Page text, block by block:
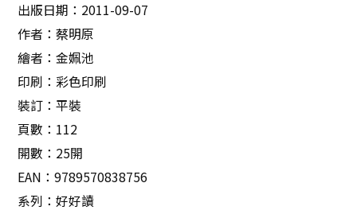
出版日期：2011-09-07
作者：蔡明原
繪者：金姵池
印刷：彩色印刷
裝訂：平裝
頁數：112
開數：25開
EAN：9789570838756
系列：好好讀